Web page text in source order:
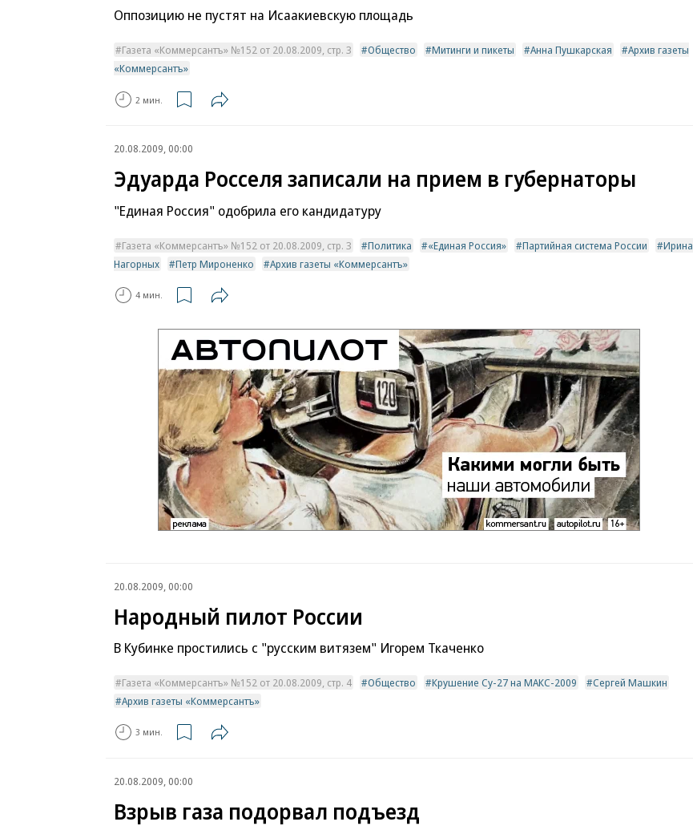
Оппозицию не пустят на Исаакиевскую площадь
Газета «Коммерсантъ» №152 от 20.08.2009, стр. 3 Общество Митинги и пикеты Анна Пушкарская
Архив газеты
«Коммерсантъ»
2 мин.
20.08.2009, 00:00
Эдуарда Росселя записали на прием в губернаторы
"Единая Россия" одобрила его кандидатуру
Газета «Коммерсантъ» №152 от 20.08.2009, стр. 3 Политика «Единая Россия» Партийная система России
Ирина
Нагорных
Петр Мироненко Архив газеты «Коммерсантъ»
4 мин.
20.08.2009, 00:00
Народный пилот России
В Кубинке простились с "русским витязем" Игорем Ткаченко
Газета «Коммерсантъ» №152 от 20.08.2009, стр. 4 Общество Крушение Су-27 на МАКС-2009
Сергей Машкин
Архив газеты «Коммерсантъ»
3 мин.
20.08.2009, 00:00
Взрыв газа подорвал подъезд